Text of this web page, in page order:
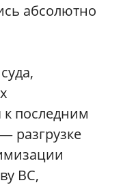
абсолютно
к последним
разгрузке
ВС,